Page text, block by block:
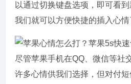
以通过切换键盘选项，即可看
我们就可以方便快捷的插入心情
尽管苹果手机在QQ、微信等社
许多心情供我们选择，但对付